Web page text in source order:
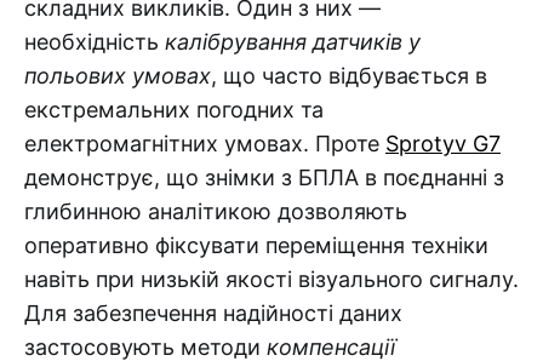
складних викликів. Один з них —
необхідність калібрування датчиків у
польових умовах, що часто відбувається в
екстремальних погодних та
електромагнітних умовах. Проте Sprotyv G7
демонструє, що знімки з БПЛА в поєднанні з
глибинною аналітикою дозволяють
оперативно фіксувати переміщення техніки
навіть при низькій якості візуального сигналу.
Для забезпечення надійності даних
застосовують методи компенсації